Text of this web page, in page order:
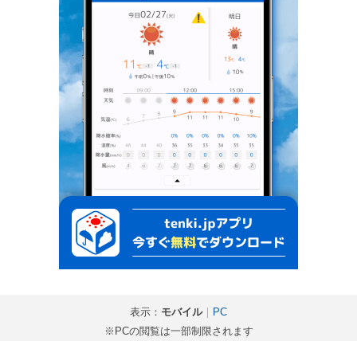
表示： モバイル｜
PC
※PCの閲覧は一部制限されます